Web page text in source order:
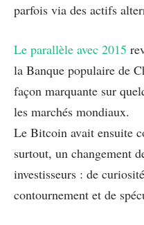
parfois via des actifs
Le parallèle avec 2015
la Banque populaire de
façon marquante sur
les marchés mondiaux.
Le Bitcoin avait ensuite
surtout, un changement
investisseurs : de
contournement et de